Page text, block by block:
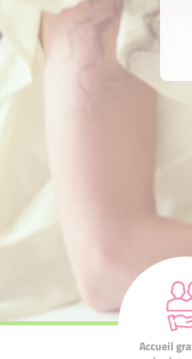
Accueil
Nos
l'écoute
projet et